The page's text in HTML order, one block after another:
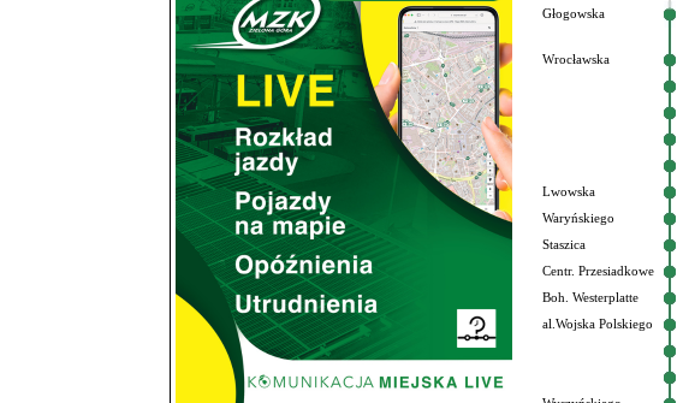
Głogowska
Wrocławska
Lwowska
Waryńskiego
Staszica
Centr. Przesiadkowe
Boh. Westerplatte
al.Wojska Polskiego